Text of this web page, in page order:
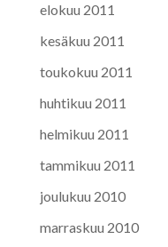
elokuu 2011
kesäkuu 2011
toukokuu 2011
huhtikuu 2011
helmikuu 2011
tammikuu 2011
joulukuu 2010
marraskuu 2010